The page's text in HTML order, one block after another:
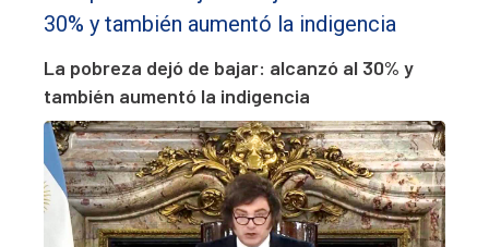
La pobreza dejó de bajar: alcanzó al 30% y
también aumentó la indigencia